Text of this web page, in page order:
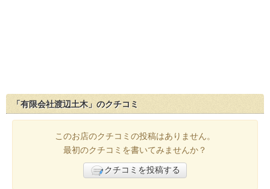
「有限会社渡辺土木」のクチコミ
このお店のクチコミの投稿はありません。
最初のクチコミを書いてみませんか？
クチコミを投稿する